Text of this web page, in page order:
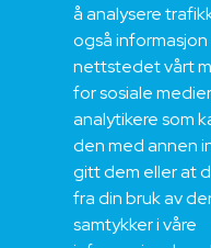
å analysere
også
nettstedet vårt
for sosiale
analytikere som
den med annen
gitt dem eller at
fra din bruk av
samtykker i våre
Om oss
Bærekraft og Åpenhet
Jobb hos oss
Sertifiseringer
Support